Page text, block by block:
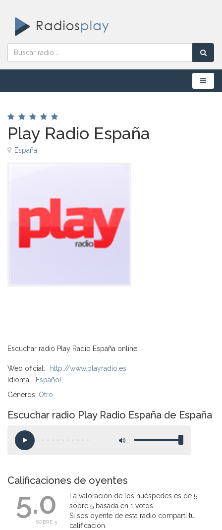
Menú
Play Radio España
España
Escuchar radio Play Radio España online
Web oficial:
http://www.playradio.es
Idioma:
Español
Géneros: Otro
Escuchar radio Play Radio España de España
Calificaciones de oyentes
5.0
SOBRE 5
La valoración de los huéspedes es de 5
sobre 5 basada en 1 votos.
Si sos oyente de esta radio compartí tu
calificación.